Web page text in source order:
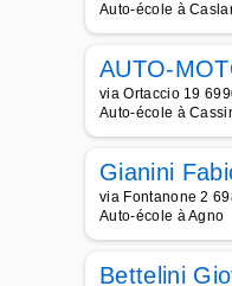
Auto-école à
AUTO-
via Ortaccio 19
Auto-école à
Gianini
via Fontanone 2
Auto-école à Agno
Bettelini